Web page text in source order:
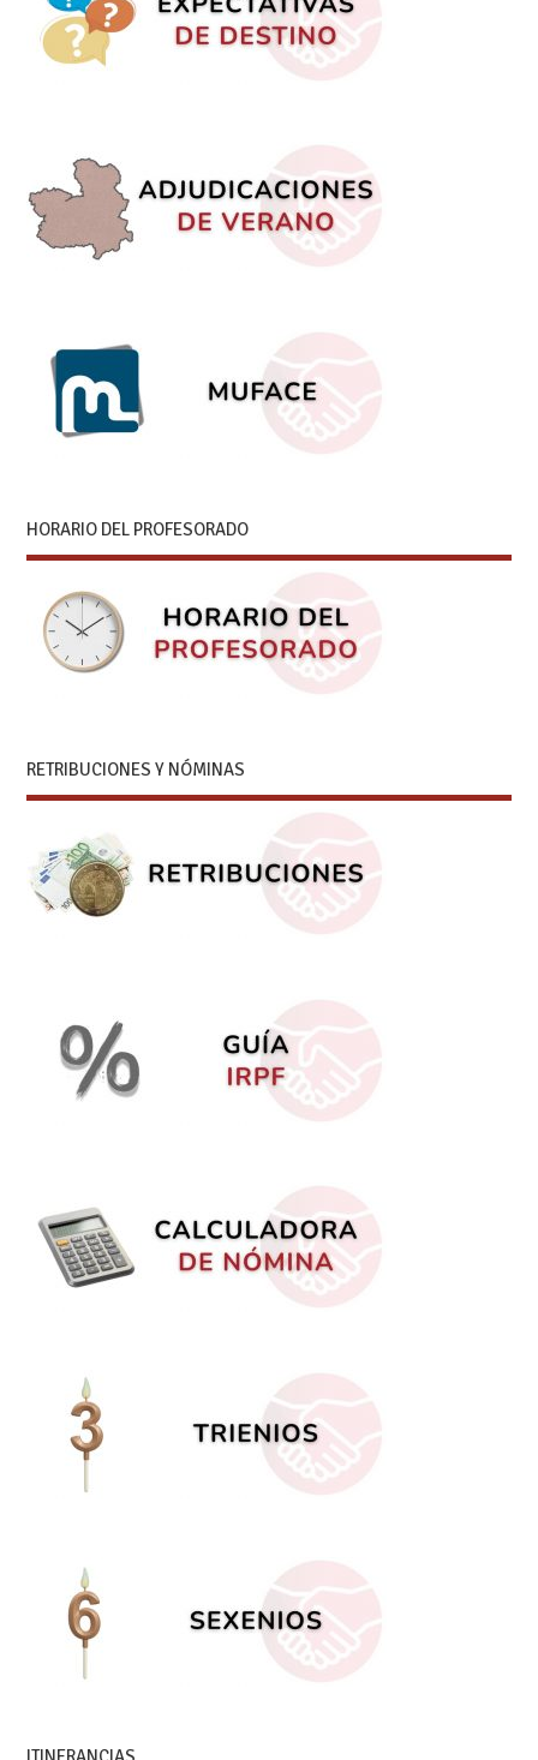
HORARIO DEL PROFESORADO
RETRIBUCIONES Y NÓMINAS